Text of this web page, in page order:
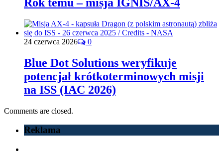
24 czerwca 2026 0
Blue Dot Solutions weryfikuje
potencjał krótkoterminowych misji
na ISS (IAC 2026)
Comments are closed.
Reklama